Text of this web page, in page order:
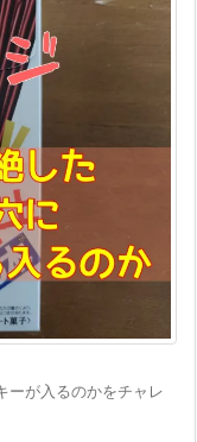
ーが入るのかをチャレ